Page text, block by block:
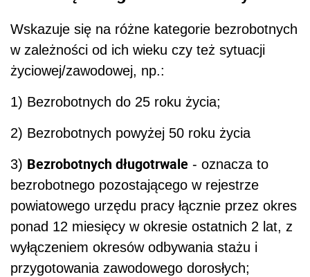
Wskazuje się na różne kategorie bezrobotnych
w zależności od ich wieku czy też sytuacji
życiowej/zawodowej, np.:
1) Bezrobotnych do 25 roku życia;
2) Bezrobotnych powyżej 50 roku życia
3) Bezrobotnych długotrwale - oznacza to
bezrobotnego pozostającego w rejestrze
powiatowego urzędu pracy łącznie przez okres
ponad 12 miesięcy w okresie ostatnich 2 lat, z
wyłączeniem okresów odbywania stażu i
przygotowania zawodowego dorosłych;